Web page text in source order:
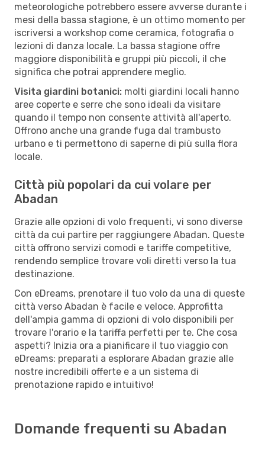
meteorologiche potrebbero essere avverse durante i
mesi della bassa stagione, è un ottimo momento per
iscriversi a workshop come ceramica, fotografia o
lezioni di danza locale. La bassa stagione offre
maggiore disponibilità e gruppi più piccoli, il che
significa che potrai apprendere meglio.
Visita giardini botanici: molti giardini locali hanno
aree coperte e serre che sono ideali da visitare
quando il tempo non consente attività all'aperto.
Offrono anche una grande fuga dal trambusto
urbano e ti permettono di saperne di più sulla flora
locale.
Città più popolari da cui volare per
Abadan
Grazie alle opzioni di volo frequenti, vi sono diverse
città da cui partire per raggiungere Abadan. Queste
città offrono servizi comodi e tariffe competitive,
rendendo semplice trovare voli diretti verso la tua
destinazione.
Con eDreams, prenotare il tuo volo da una di queste
città verso Abadan è facile e veloce. Approfitta
dell'ampia gamma di opzioni di volo disponibili per
trovare l'orario e la tariffa perfetti per te. Che cosa
aspetti? Inizia ora a pianificare il tuo viaggio con
eDreams: preparati a esplorare Abadan grazie alle
nostre incredibili offerte e a un sistema di
prenotazione rapido e intuitivo!
Domande frequenti su Abadan